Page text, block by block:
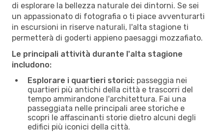
di esplorare la bellezza naturale dei dintorni. Se sei
un appassionato di fotografia o ti piace avventurarti
in escursioni in riserve naturali, l'alta stagione ti
permetterà di goderti appieno paesaggi mozzafiato.
Le principali attività durante l'alta stagione
includono:
Esplorare i quartieri storici: passeggia nei
quartieri più antichi della città e trascorri del
tempo ammirandone l'architettura. Fai una
passeggiata nelle principali aree storiche e
scopri le affascinanti storie dietro alcuni degli
edifici più iconici della città.